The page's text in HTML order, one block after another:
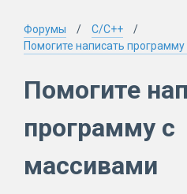
Форумы
C/C++
Помогите написать
Помогите
программу с
массивами